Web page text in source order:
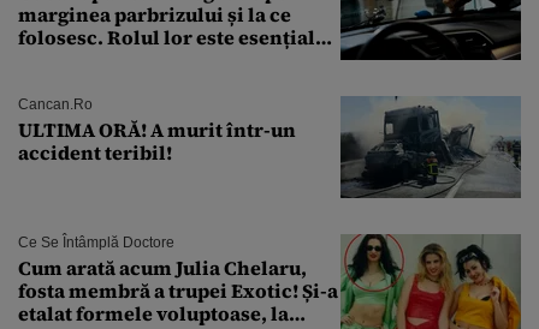
marginea parbrizului și la ce
folosesc. Rolul lor este esențial
Cancan.ro
ULTIMA ORĂ! A murit într-un
accident teribil!
Ce Se Întâmplă Doctore
Cum arată acum Julia Chelaru,
fosta membră a trupei Exotic! Și-a
etalat formele voluptoase, la